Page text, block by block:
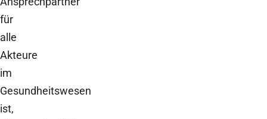
für
alle
Akteure
im
Gesundheitswesen
ist,